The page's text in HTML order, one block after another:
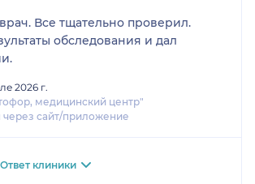
Все тщательно проверил.
обследования и дал
2026 г.
медицинский центр"
через сайт/приложение
Ответ клиники